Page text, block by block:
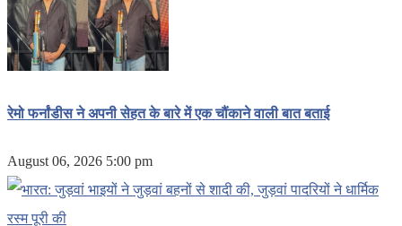
रेमो फर्नांडीस ने अपनी सेहत के बारे में एक चौंकाने वाली बात बताई
August 06, 2026 5:00 pm